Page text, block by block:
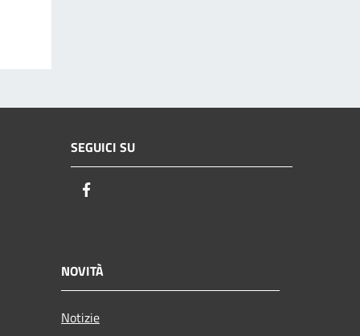
SEGUICI SU
NOVITÀ
Notizie